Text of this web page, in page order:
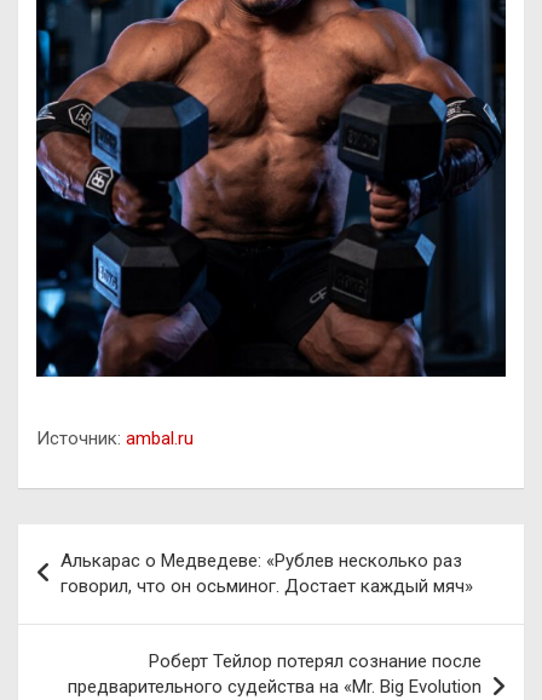
Источник: ambal.ru
по
записям
Алькарас о Медведеве: «Рублев несколько раз
говорил, что он осьминог. Достает каждый мяч»
Роберт Тейлор потерял сознание после
предварительного судейства на «Mr. Big Evolution